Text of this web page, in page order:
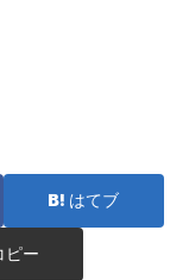
はてブ
ピー